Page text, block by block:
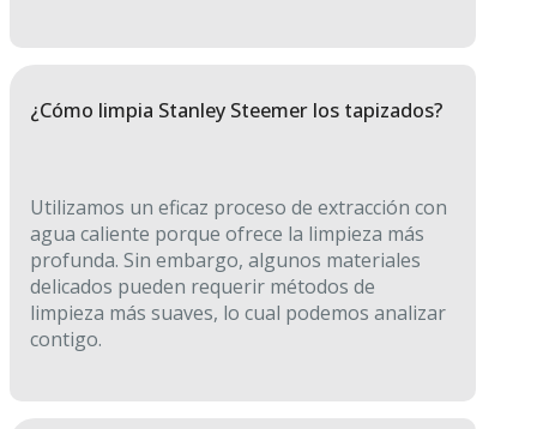
¿Cómo limpia Stanley Steemer los tapizados?
Utilizamos un eficaz proceso de extracción con
agua caliente porque ofrece la limpieza más
profunda. Sin embargo, algunos materiales
delicados pueden requerir métodos de
limpieza más suaves, lo cual podemos analizar
contigo.